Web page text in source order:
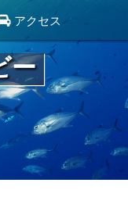
アクセス
ー